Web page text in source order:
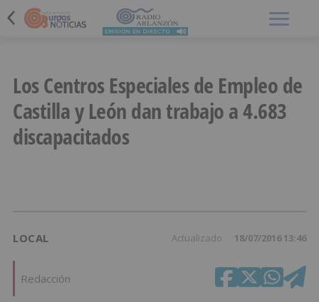
Los Centros Especiales de Empleo de
Castilla y León dan trabajo a 4.683
discapacitados
LOCAL Actualizado 18/07/2016 13:46
Redacción